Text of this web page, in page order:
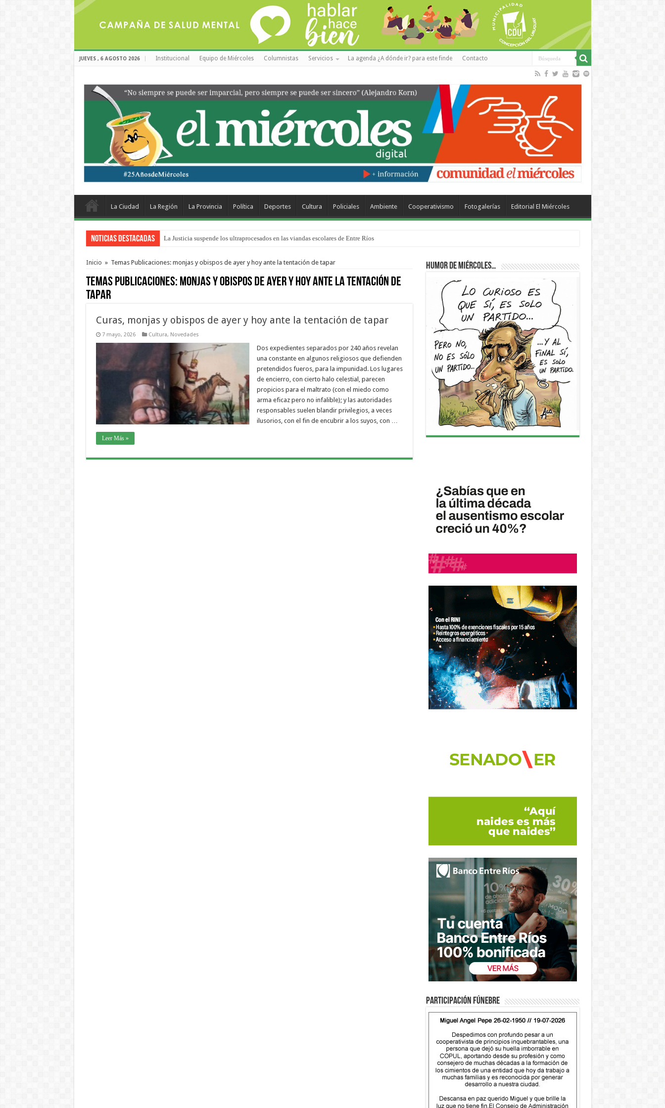
JUEVES , 6 AGOSTO 2026 Institucional Equipo de Miércoles Columnistas Servicios La agenda ¿A dónde ir? para este finde Contacto
La Ciudad La Región La Provincia Política Deportes Cultura Policiales Ambiente Cooperativismo Fotogalerías Editorial El Miércoles
Noticias Destacadas La Justicia suspende los ultraprocesados en las viandas escolares de Entre Ríos
Inicio » Temas Publicaciones: monjas y obispos de ayer y hoy ante la tentación de tapar
Temas Publicaciones: monjas y obispos de ayer y hoy ante la tentación de
tapar
Curas, monjas y obispos de ayer y hoy ante la tentación de tapar
7 mayo, 2026 Cultura, Novedades
Dos expedientes separados por 240 años revelan
una constante en algunos religiosos que defienden
pretendidos fueros, para la impunidad. Los lugares
de encierro, con cierto halo celestial, parecen
propicios para el maltrato (con el miedo como
arma eficaz pero no infalible); y las autoridades
responsables suelen blandir privilegios, a veces
ilusorios, con el fin de encubrir a los suyos, con …
Leer Más »
Humor de Miércoles…
Participación fúnebre